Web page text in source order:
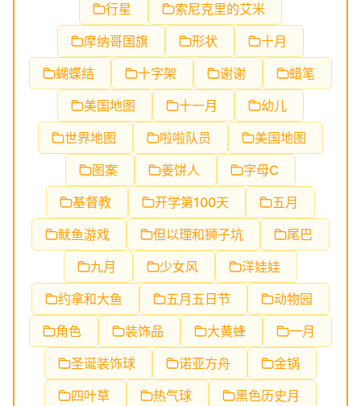
行星
索尼克里的艾米
摩纳哥国旗
形状
十月
蝴蝶结
十字架 谢谢
蜡笔
美国地图
十一月
幼儿
世界地图
啦啦队员
美国地图
图案
姜饼人
字母C
基督教
开学第100天
五月
鱿鱼游戏
但以理和狮子坑
尾巴
九月
少女风
洋娃娃
约拿和大鱼
五月五日节
动物园
角色
装饰品 大黄蜂
一月
圣诞装饰球
诺亚方舟
金锅
四叶草
热气球 黑色历史月